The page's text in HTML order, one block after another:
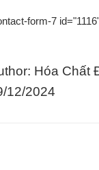
form-7
Hóa Chất
12/2024